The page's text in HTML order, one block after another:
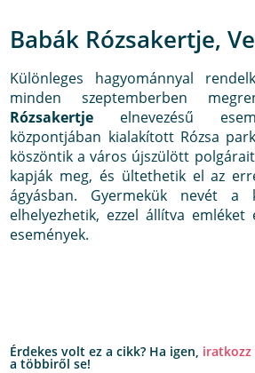
Babák Rózsakertje,
Különleges hagyománnyal
minden szeptemberben
Rózsakertje elnevezésű
központjában kialakított Rózsa
köszöntik a város újszülött
kapják meg, és ültethetik el az
ágyásban. Gyermekük nevét
elhelyezhetik, ezzel állítva
események.
Érdekes volt ez a cikk? Ha igen, iratkozz
a többiről se!